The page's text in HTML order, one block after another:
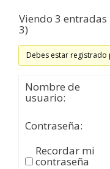
Viendo 3
3)
Debes estar
Nombre de
usuario:
Contraseña:
Recordar mi
contraseña